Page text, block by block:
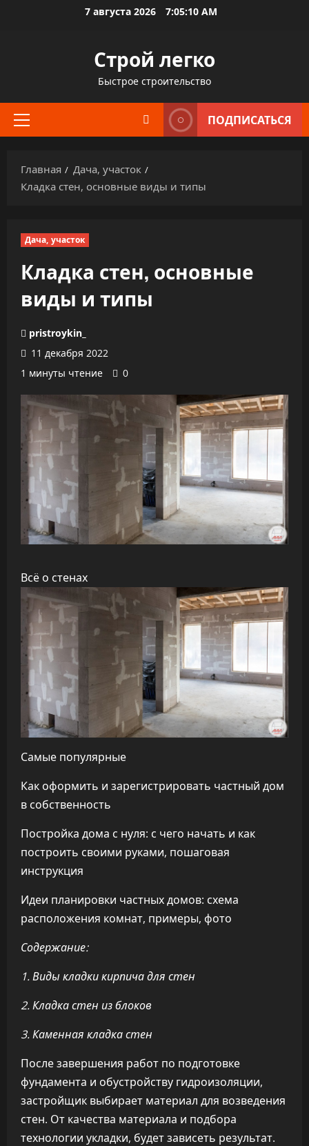
7 августа 2026 7:05:11 AM
Строй легко
Быстрое строительство
Основное
ПОДПИСАТЬСЯ
Главная
Дача, участок
Кладка стен, основные виды и типы
Дача, участок
Кладка стен, основные
виды и типы
pristroykin_
11 декабря 2022
1 минуты чтение
0
Всё о стенах
Самые популярные
Как оформить и зарегистрировать частный дом
в собственность
Постройка дома с нуля: с чего начать и как
построить своими руками, пошаговая
инструкция
Идеи планировки частных домов: схема
расположения комнат, примеры, фото
Содержание:
1. Виды кладки кирпича для стен
2. Кладка стен из блоков
3. Каменная кладка стен
После завершения работ по подготовке
фундамента и обустройству гидроизоляции,
застройщик выбирает материал для возведения
стен. От качества материала и подбора
технологии укладки, будет зависеть результат.